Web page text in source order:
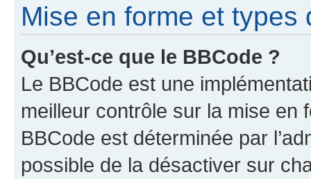
Mise en forme et types
Qu’est-ce que le BBCode ?
Le BBCode est une
meilleur contrôle sur la mise en
BBCode est déterminée par
possible de la désactiver sur